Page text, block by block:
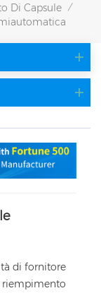
Di Capsule /
di fornitore
riempimento